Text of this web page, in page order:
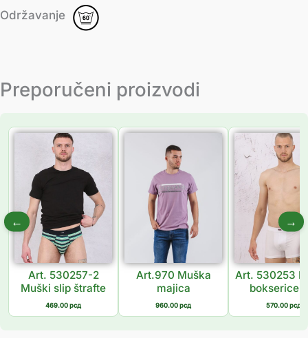
Održavanje
Preporučeni proizvodi
←
Art. 530257-2
Muški slip štrafte
469.00рсд
Art.970 Muška
majica
960.00рсд
Art. 530253
bokserice
570.00рсд
→